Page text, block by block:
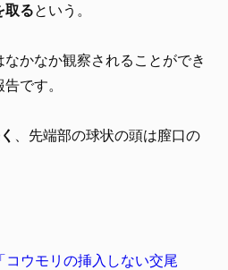
取るという。
かなか観察されることができ
です。
、先端部の球状の頭は膣口の
ウモリの挿入しない交尾